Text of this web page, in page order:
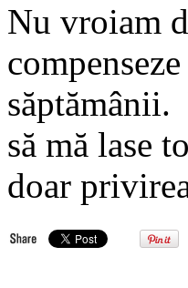
Nu vroiam
să mă lase
doar